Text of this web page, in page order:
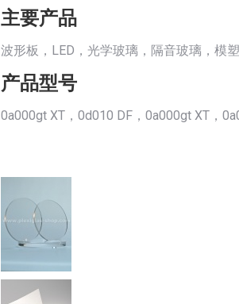
主要产品
波形板，LED，光学玻璃，隔音玻璃，模
产品型号
0a000gt XT，0d010 DF，0a000gt XT，